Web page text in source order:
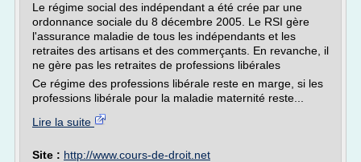
Le régime social des indépendant a été crée par une
ordonnance sociale du 8 décembre 2005. Le RSI gère
l'assurance maladie de tous les indépendants et les
retraites des artisans et des commerçants. En revanche, il
ne gère pas les retraites de professions libérales
Ce régime des professions libérale reste en marge, si les
professions libérale pour la maladie maternité reste...
Lire la suite
Site : http://www.cours-de-droit.net